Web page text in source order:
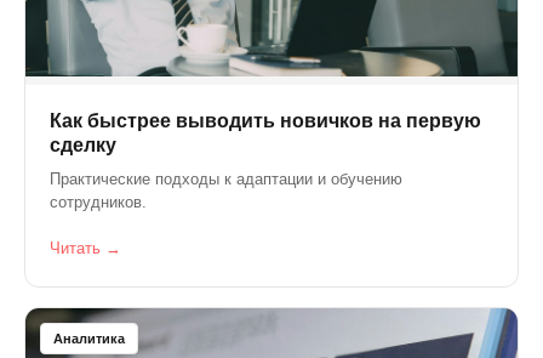
Как быстрее выводить новичков на первую
сделку
Практические подходы к адаптации и обучению
сотрудников.
Читать →
Аналитика